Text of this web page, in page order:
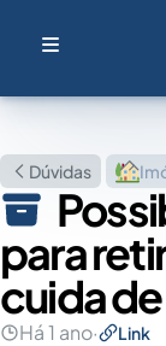
Dúvidas
para
cuida
Há 1 ano· Link